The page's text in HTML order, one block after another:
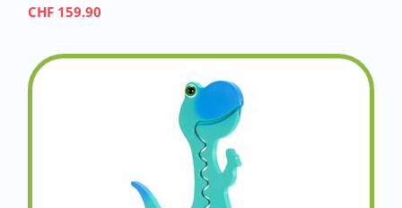
CHF 159.90